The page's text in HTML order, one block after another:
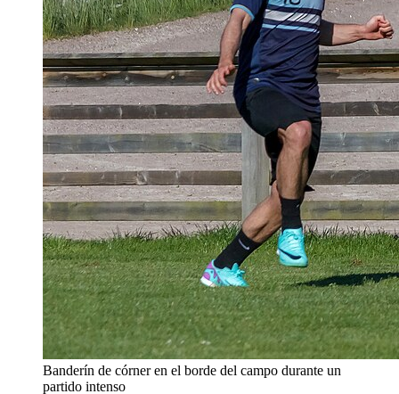
Banderín de córner en el borde del campo durante un
partido intenso